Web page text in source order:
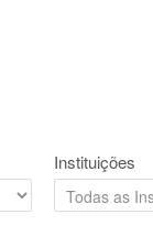
Instituições